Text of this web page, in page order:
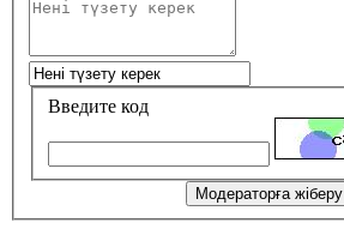
Введите код
Модераторға жіберу